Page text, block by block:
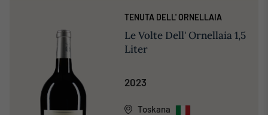
TENUTA DELL' ORNELLAIA
Le Volte Dell' Ornellaia 1,5
Liter
2023
Toskana